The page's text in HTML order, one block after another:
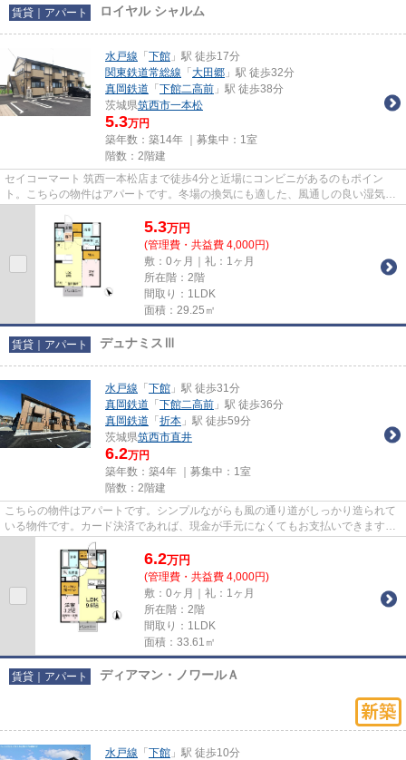
賃貸｜アパート ロイヤル シャルム
水戸線 「 下館 」駅 徒歩17分
関東鉄道常総線 「 大田郷 」駅 徒歩32分
真岡鉄道 「 下館二高前 」駅 徒歩38分
茨城県筑西市一本松
5.3万円
築年数：築14年 ｜募集中： 1室
階数：2階建
セイコーマート 筑西一本松店まで徒歩4分と近場にコンビニがあるのもポイン
ト。こちらの物件はアパートです。冬場の換気にも適した、風通しの良い湿気が
5.3万円
(管理費・共益費 4,000円)
敷：0ヶ月｜礼：1ヶ月
所在階：2階
間取り：1LDK
面積：29.25㎡
賃貸｜アパート デュナミスⅢ
水戸線 「 下館 」駅 徒歩31分
真岡鉄道 「 下館二高前 」駅 徒歩36分
真岡鉄道 「 折本 」駅 徒歩59分
茨城県筑西市直井
6.2万円
築年数：築4年 ｜募集中： 1室
階数：2階建
こちらの物件はアパートです。シンプルながらも風の通り道がしっかり造られて
いる物件です。カード決済であれば、現金が手元になくてもお支払いできます。
多くの方からご好評頂いてい...
6.2万円
(管理費・共益費 4,000円)
敷：0ヶ月｜礼：1ヶ月
所在階：2階
間取り：1LDK
面積：33.61㎡
賃貸｜アパート ディアマン・ノワールＡ
水戸線 「 下館 」駅 徒歩10分